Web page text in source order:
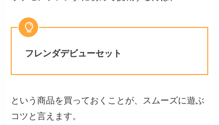
フレンダデビューセット
という商品を買っておくことが、スムーズに遊ぶ
コツと言えます。